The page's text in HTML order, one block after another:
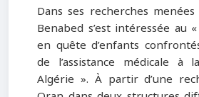
Dans ses recherches
Benabed s’est intéressée au
en quête d’enfants
de l’assistance médicale à
Algérie ». À partir d’une